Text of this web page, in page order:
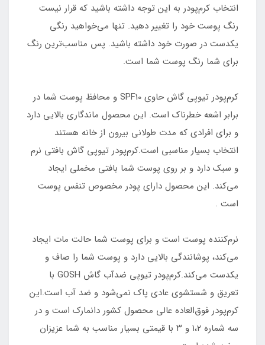
انتخاب کرم‌پودر به این توجه داشته باشید که قرار نیست
رنگ پوست خود را تغییر دهید. تنها می‌خواهید رنگی
یکدست در صورت خود داشته باشید. پس مناسب‌ترین رنگ
برای شما رنگ پوست شما است.
کرم‌پودر تیوپی گاش حاوی SPF10 و محافظ پوست شما در
برابر اشعه خطرناک است. این محصول ماندگاری بالایی دارد
و برای افرادی که مدت طولانی بیرون از خانه هستند
انتخاب بسیار مناسبی است.کرم‌پودر تیوپی گاش بافتی نرم
و سبک دارد و بر روی پوست شما بافتی مخملی ایجاد
می‌کند. این محصول دارای پودر مخصوص تنفس پوست
است .
نرم‌کننده پوست است و برای پوست شما حالت مات ایجاد
می‌کند، پوشانندگی بالایی دارد و پوست شما را صاف و
یکدست می‌کند.کرم‌پودر تیوپی ضدآب گاش GOSH با
تعریق و شستشوی عادی پاک نمی‌شود و ضد آب است.این
کرم‌پودر فوق‌العاده عالی محصول کشور دانمارک است و در
سه شماره ۱،۲ و ۳ با قیمتی بسیار مناسب به شما عزیزان